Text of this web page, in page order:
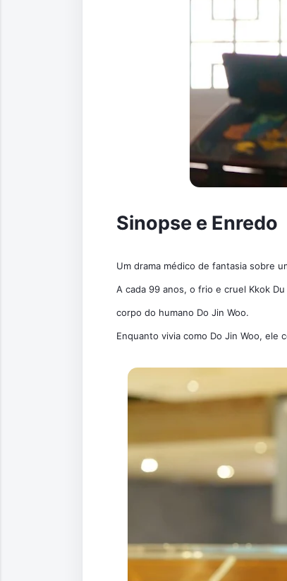
Sinopse e Enredo
Um drama médico de fantasia sobre
A cada 99 anos, o frio e cruel Kkok
corpo do humano Do Jin Woo.
Enquanto vivia como Do Jin Woo, ele